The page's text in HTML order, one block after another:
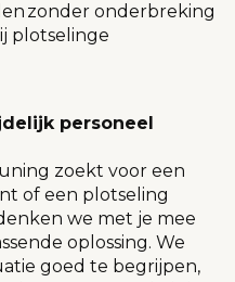
zonder onderbreking
plotselinge
personeel
zoekt voor een
of een plotseling
we met je mee
oplossing. We
goed te begrijpen,